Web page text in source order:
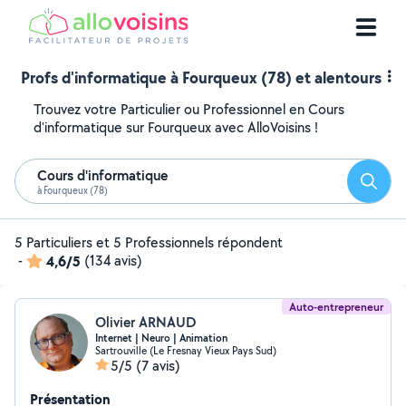
Profs d'informatique à Fourqueux (78) et alentours
Trouvez votre Particulier ou Professionnel en Cours
d'informatique sur Fourqueux avec AlloVoisins !
Cours d'informatique
à Fourqueux (78)
5 Particuliers et 5 Professionnels répondent
-
4,6/5 (134 avis)
Auto-entrepreneur
Olivier ARNAUD
Internet | Neuro | Animation
Sartrouville (Le Fresnay Vieux Pays Sud)
5/5 (7 avis)
Présentation